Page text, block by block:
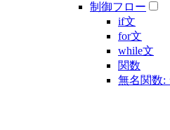
制御フロー
if文
for文
while文
関数
無名関数: